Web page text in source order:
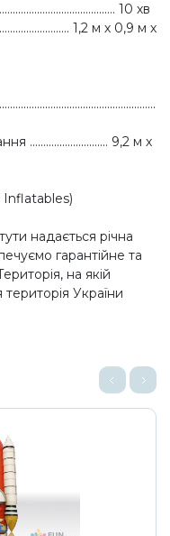
10 хв
1,2 м х 0,9 м х
............................. 9,2 м х
Inflatables)
надається річна
гарантійне та
на якій
України